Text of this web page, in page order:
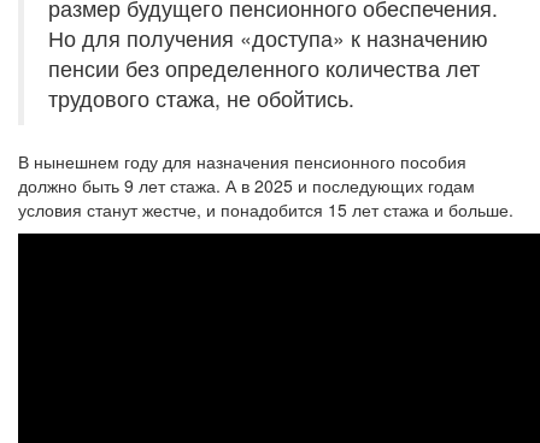
размер будущего пенсионного обеспечения.
Но для получения «доступа» к назначению
пенсии без определенного количества лет
трудового стажа, не обойтись.
В нынешнем году для назначения пенсионного пособия
должно быть 9 лет стажа. А в 2025 и последующих годам
условия станут жестче, и понадобится 15 лет стажа и больше.